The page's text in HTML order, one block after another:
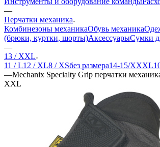
—
Перчатки механика
Комбинезоны механикаОбувь механика
(брюки, куртки, шорты)АксессуарыСумки
—
13 / XXL
11 / L12 / XL8 / XSбез размера14-15/XXXL
—Mechanix Specialty Grip перчатки
XXL